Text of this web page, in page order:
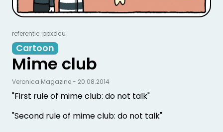
referentie: ppxdcu
Cartoon
Mime club
"First rule of mime club: do not talk"
"Second rule of mime club: do not talk"
Veronica Magazine - 20.08.2014